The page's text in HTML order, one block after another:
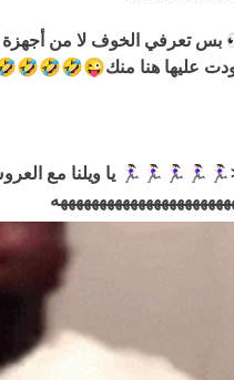
بس تعرفي الخوف لا من أجهزة
عليها هنا